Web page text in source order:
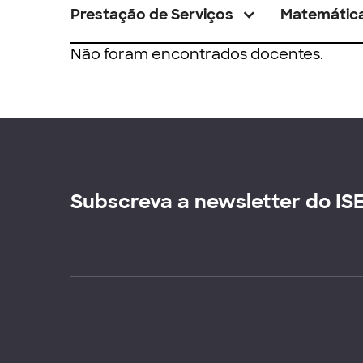
Prestação de Serviços
Não foram encontrados docentes.
Subscreva a newsletter do